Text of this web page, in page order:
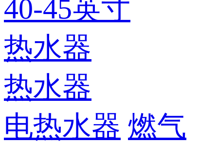
40-45英寸
热水器
热水器
电热水器 燃气